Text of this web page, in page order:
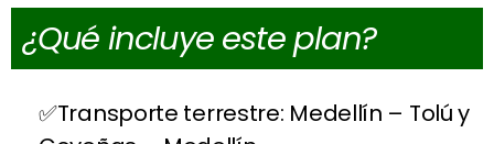
¿Qué incluye este plan?
Transporte terrestre: Medellín – Tolú y